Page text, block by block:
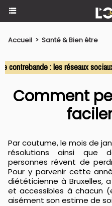
Accueil > Santé & Bien être
: les réseaux sociaux
Comment
Par coutume, le mois de
résolutions ainsi que
personnes rêvent de
Pour y parvenir cette
diététicienne à Bruxelles,
et accessibles à chacun
aisément son estime de